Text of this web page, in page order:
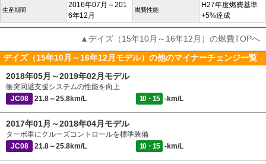
生産期間
2016年07月～201
6年12月
燃費性能
H27年度燃費基準
+5%達成
▲デイズ（15年10月～16年12月）の燃費TOPへ
デイズ（15年10月～16年12月モデル）の他のマイナーチェンジ一覧
2018年05月～2019年02月モデル
衝突回避支援システムの性能を向上
JC08
21.8～25.8km/L 10・15 -km/L
2017年01月～2018年04月モデル
ターボ車にクルーズコントロールを標準装備
JC08
21.8～25.8km/L 10・15 -km/L